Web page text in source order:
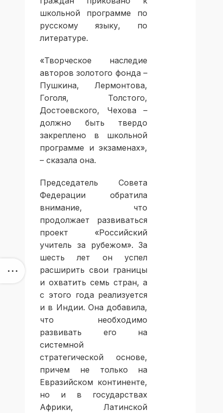
школьной программе по
русскому языку, по
литературе.
«Творческое наследие
авторов золотого фонда –
Пушкина, Лермонтова,
Гоголя, Толстого,
Достоевского, Чехова –
должно быть твердо
закреплено в школьной
программе и экзаменах»,
– сказала она.
Председатель Совета
Федерации обратила
внимание, что
продолжает развиваться
проект «Российский
учитель за рубежом». За
шесть лет он успел
расширить свои границы
и охватить семь стран, а
с этого года реализуется
и в Индии. Она добавила,
что необходимо
развивать его на
системной
стратегической основе,
причем не только на
Евразийском континенте,
но и в государствах
Африки, Латинской